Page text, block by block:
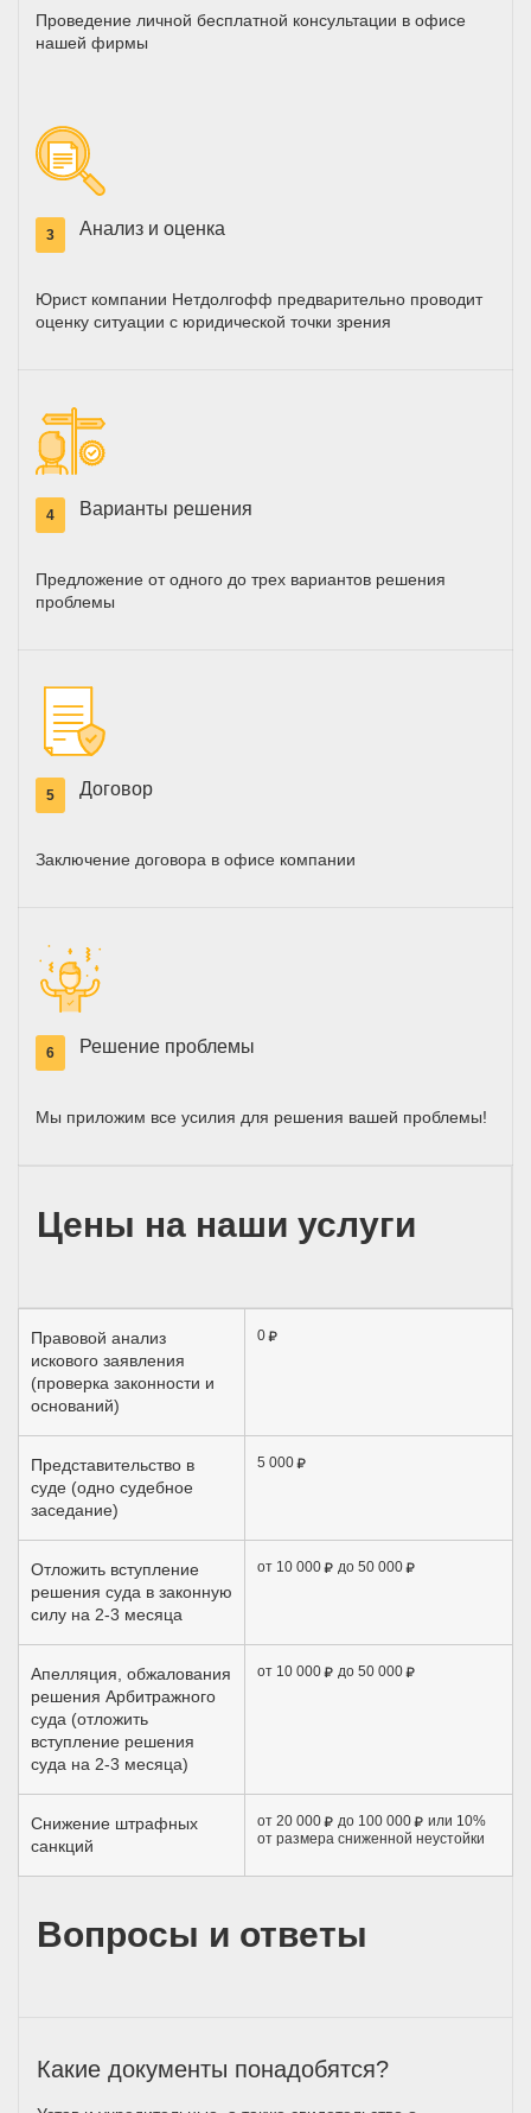
Проведение личной бесплатной консультации в офисе
нашей фирмы
3 Анализ и оценка
Юрист компании Нетдолгофф предварительно проводит
оценку ситуации с юридической точки зрения
4 Варианты решения
Предложение от одного до трех вариантов решения
проблемы
5 Договор
Заключение договора в офисе компании
6 Решение проблемы
Мы приложим все усилия для решения вашей проблемы!
Цены на наши услуги
Правовой анализ
искового заявления
(проверка законности и
оснований)
0
Представительство в
суде (одно судебное
заседание)
5 000
Отложить вступление
решения суда в законную
силу на 2-3 месяца
от 10 000 до 50 000
Апелляция, обжалования
решения Арбитражного
суда (отложить
вступление решения
суда на 2-3 месяца)
от 10 000 до 50 000
Снижение штрафных
санкций
от 20 000 до 100 000
или 10%
от размера сниженной неустойки
Вопросы и ответы
Какие документы понадобятся?